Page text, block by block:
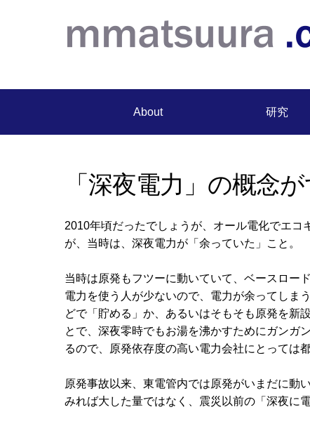
About 研究
「深夜電力」の概念
2010年頃だったでしょうが、オール電化でエ
が、当時は、深夜電力が「余っていた」こと。
当時は原発もフツーに動いていて、ベースロー
電力を使う人が少ないので、電力が余ってしま
どで「貯める」か、あるいはそもそも原発を新
とで、深夜零時でもお湯を沸かすためにガンガ
るので、原発依存度の高い電力会社にとっては
原発事故以来、東電管内では原発がいまだに動
みれば大した量ではなく、震災以前の「深夜に